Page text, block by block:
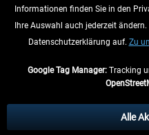
VERTRAG WIDERRUFEN
INFORMATIONEN
anders
** Gilt für Lieferungen innerhalb
Informationen finden Sie in den
Ihre Auswahl auch jederzeit
Datenschutzerklärung auf. Zu
Google Tag Manager:Tracking
Alle